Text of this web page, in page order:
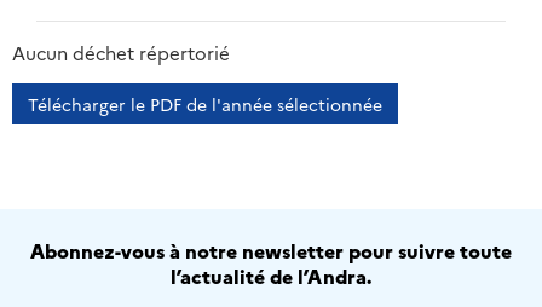
2013 2014
Aucun déchet répertorié
Télécharger le PDF de l'année sélectionnée
Abonnez-vous à notre newsletter pour suivre toute
l’actualité de l’Andra.